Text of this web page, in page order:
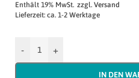
Enthält 19% MwSt. zzgl. Versand
Lieferzeit: ca. 1-2 Werktage
- +
IN DEN